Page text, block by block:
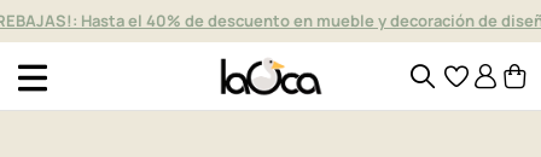
Hasta el 40% de descuento en mueble y decoración de